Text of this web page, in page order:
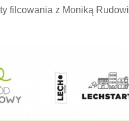
filcowania z Moniką